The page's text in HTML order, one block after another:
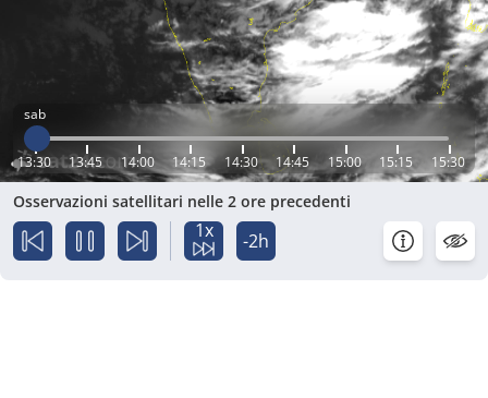
sab
13:30 13:45 14:00 14:15 14:30 14:45 15:00 15:15 15:30
Osservazioni satellitari nelle 2 ore precedenti
1x -2h